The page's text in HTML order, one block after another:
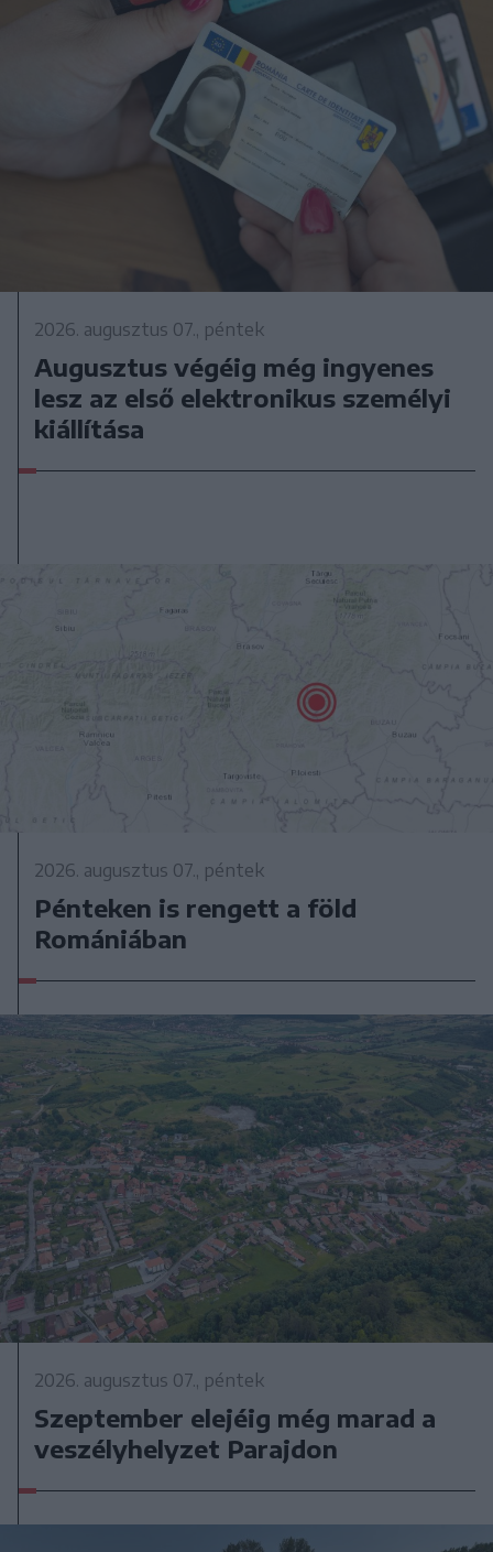
2026. augusztus 07., péntek
Augusztus végéig még ingyenes
lesz az első elektronikus személyi
kiállítása
2026. augusztus 07., péntek
Pénteken is rengett a föld
Romániában
2026. augusztus 07., péntek
Szeptember elejéig még marad a
veszélyhelyzet Parajdon